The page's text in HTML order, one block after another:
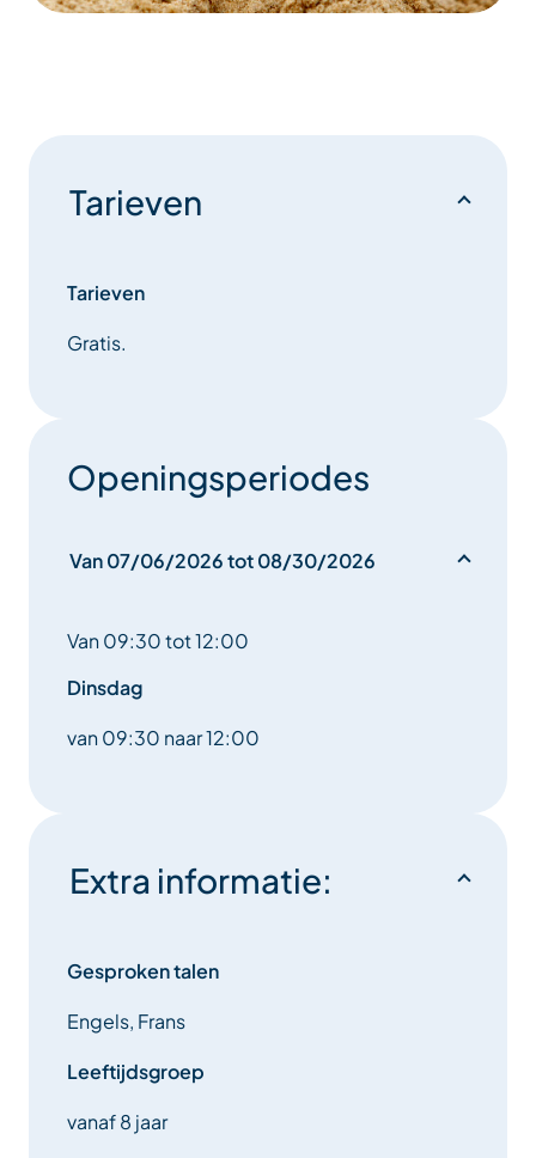
Tarieven
Tarieven
Gratis.
Openingsperiodes
Van 07/06/2026 tot 08/30/2026
Van 09:30 tot 12:00
Dinsdag
van 09:30 naar 12:00
Extra informatie:
Gesproken talen
Engels, Frans
Leeftijdsgroep
vanaf 8 jaar